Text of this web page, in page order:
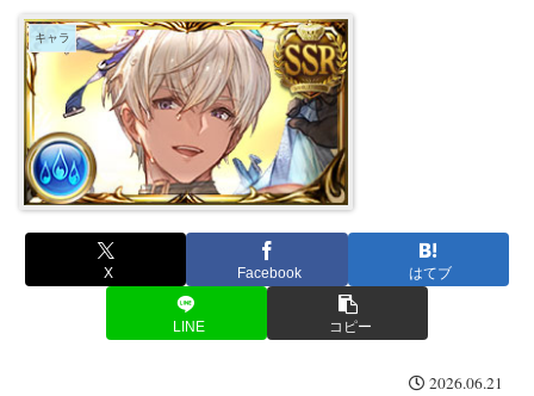
キャラ
X Facebook はてブ
LINE コピー
2026.06.21